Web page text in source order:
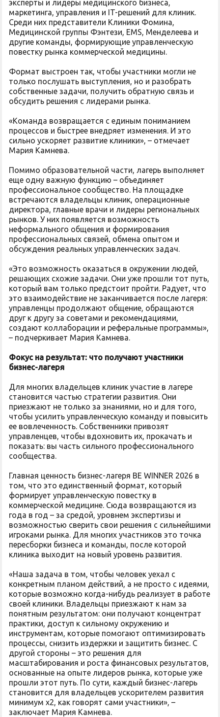
эксперты и лидеры медицинского бизнеса,
маркетинга, управления и IT-решений для клиник.
Среди них представители Клиники Фомина,
Медицинской группы Фэнтези, EMS, Менделеева и
другие команды, формирующие управленческую
повестку рынка коммерческой медицины.
Формат выстроен так, чтобы участники могли не
только послушать выступления, но и разобрать
собственные задачи, получить обратную связь и
обсудить решения с лидерами рынка.
«Команда возвращается с единым пониманием
процессов и быстрее внедряет изменения. И это
сильно ускоряет развитие клиники», – отмечает
Мария Камнева.
Помимо образовательной части, лагерь выполняет
еще одну важную функцию – объединяет
профессиональное сообщество. На площадке
встречаются владельцы клиник, операционные
директора, главные врачи и лидеры региональных
рынков. У них появляется возможность
неформального общения и формирования
профессиональных связей, обмена опытом и
обсуждения реальных управленческих задач.
«Это возможность оказаться в окружении людей,
решающих схожие задачи. Они уже прошли тот путь,
который вам только предстоит пройти. Радует, что
это взаимодействие не заканчивается после лагеря:
управленцы продолжают общение, обращаются
друг к другу за советами и рекомендациями,
создают коллаборации и реферальные программы»,
– подчеркивает Мария Камнева.
Фокус на результат: что получают участники
бизнес-лагеря
Для многих владельцев клиник участие в лагере
становится частью стратегии развития. Они
приезжают не только за знаниями, но и для того,
чтобы усилить управленческую команду и повысить
ее вовлеченность. Собственники привозят
управленцев, чтобы вдохновить их, прокачать и
показать: вы часть сильного профессионального
сообщества.
Главная ценность бизнес-лагеря BE WINNER 2026 в
том, что это единственный формат, который
формирует управленческую повестку в
коммерческой медицине. Сюда возвращаются из
года в год – за средой, уровнем экспертизы и
возможностью сверить свои решения с сильнейшими
игроками рынка. Для многих участников это точка
пересборки бизнеса и команды, после которой
клиника выходит на новый уровень развития.
«Наша задача в том, чтобы человек уехал с
конкретным планом действий, а не просто с идеями,
которые возможно когда-нибудь реализует в работе
своей клиники. Владельцы приезжают к нам за
понятным результатом: они получают концентрат
практики, доступ к сильному окружению и
инструментам, которые помогают оптимизировать
процессы, снизить издержки и защитить бизнес. С
другой стороны – это решения для
масштабирования и роста финансовых результатов,
основанные на опыте лидеров рынка, которые уже
прошли этот путь. По сути, каждый бизнес-лагерь
становится для владельцев ускорителем развития
минимум х2, как говорят сами участники», –
заключает Мария Камнева.